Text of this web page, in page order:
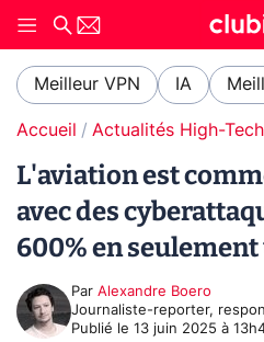
Meilleur VPN IA
Accueil Actualités High-Tech
L'aviation est
avec des
600% en seulement
Par Alexandre Boero
Journaliste-reporter,
Publié le 13 juin 2025 à